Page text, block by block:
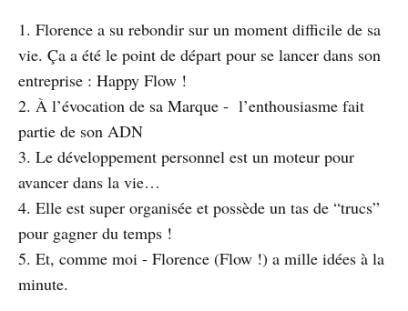
1. Florence a su rebondir sur un moment difficile de sa
vie. Ça a été le point de départ pour se lancer dans son
entreprise : Happy Flow !
2. À l’évocation de sa Marque - l’enthousiasme fait
partie de son ADN
3. Le développement personnel est un moteur pour
avancer dans la vie…
4. Elle est super organisée et possède un tas de “trucs”
pour gagner du temps !
5. Et, comme moi - Florence (Flow !) a mille idées à la
minute.